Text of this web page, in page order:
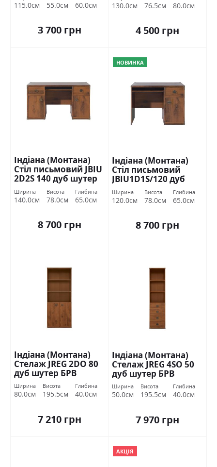
115.0см 55.0см 60.0см
3 700 грн
130.0см 76.5см 80.0см
4 500 грн
Індіана (Монтана)
Стіл письмовий JBIU
2D2S 140 дуб шутер
БРВ Україна
Ширина
140.0см
Висота
78.0см
Глибина
65.0см
8 700 грн
НОВИНКА
Індіана (Монтана)
Стіл письмовий
JBIU1D1S/120 дуб
шутер БРВ Україна
Ширина
120.0см
Висота
78.0см
Глибина
65.0см
8 700 грн
Індіана (Монтана)
Стелаж JREG 2DO 80
дуб шутер БРВ
Україна
Ширина
80.0см
Висота
195.5см
Глибина
40.0см
7 210 грн
Індіана (Монтана)
Стелаж JREG 4SO 50
дуб шутер БРВ
Україна
Ширина
50.0см
Висота
195.5см
Глибина
40.0см
7 970 грн
АКЦІЯ